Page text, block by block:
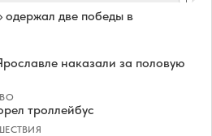
одержал две победы в
наказали за половую
троллейбус